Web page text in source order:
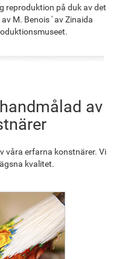
428.19kr 1 285.63kr
reproduktion på duk av det
M. Benois ' av Zinaida
av
våra erfarna konstnärer. Vi
kvalitet.